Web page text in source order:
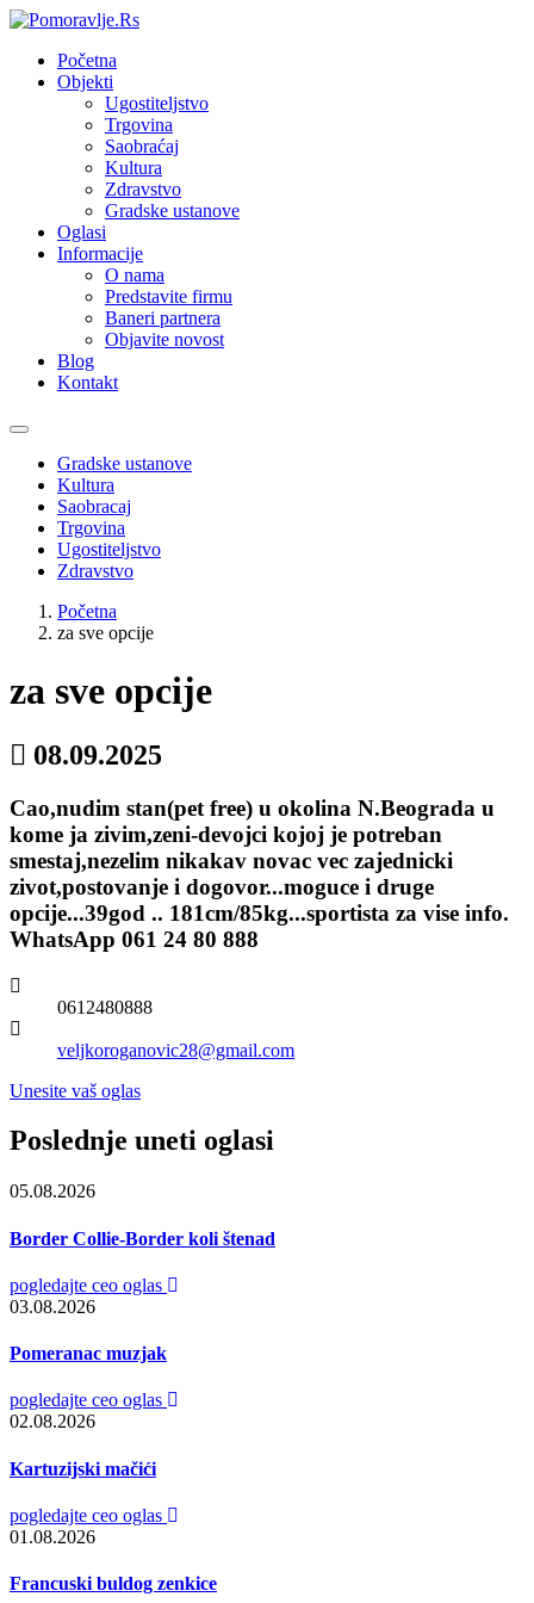
Početna
Objekti
Ugostiteljstvo
Trgovina
Saobraćaj
Kultura
Zdravstvo
Gradske ustanove
Oglasi
Informacije
O nama
Predstavite firmu
Baneri partnera
Objavite novost
Blog
Kontakt
Toggle
navigationGradske ustanove
Kultura
Saobracaj
Trgovina
Ugostiteljstvo
Zdravstvo
Početna
za sve opcije
za sve opcije
08.09.2025
Cao,nudim stan(pet free) u okolina N.Beograda u
kome ja zivim,zeni-devojci kojoj je potreban
smestaj,nezelim nikakav novac vec zajednicki
zivot,postovanje i dogovor...moguce i druge
opcije...39god .. 181cm/85kg...sportista za vise info.
WhatsApp 061 24 80 888
0612480888
veljkoroganovic28@gmail.com
Unesite vaš oglas
Poslednje uneti oglasi
05.08.2026
Border Collie-Border koli štenad
pogledajte ceo oglas
03.08.2026
Pomeranac muzjak
pogledajte ceo oglas
02.08.2026
Kartuzijski mačići
pogledajte ceo oglas
01.08.2026
Francuski buldog zenkice